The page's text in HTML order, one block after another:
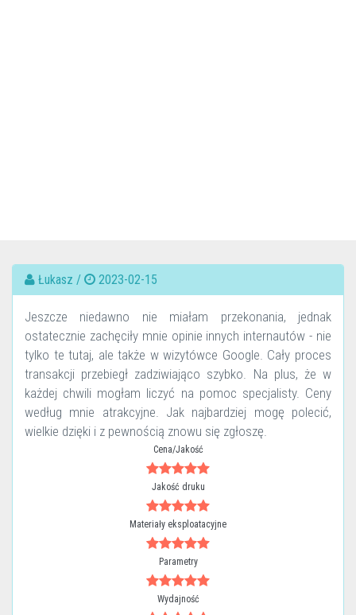
Łukasz / 2023-02-15
Jeszcze niedawno nie miałam przekonania, jednak
ostatecznie zachęciły mnie opinie innych internautów - nie
tylko te tutaj, ale także w wizytówce Google. Cały proces
transakcji przebiegł zadziwiająco szybko. Na plus, że w
każdej chwili mogłam liczyć na pomoc specjalisty. Ceny
według mnie atrakcyjne. Jak najbardziej mogę polecić,
wielkie dzięki i z pewnością znowu się zgłoszę.
Cena/Jakość
Jakość druku
Materiały eksploatacyjne
Parametry
Wydajność